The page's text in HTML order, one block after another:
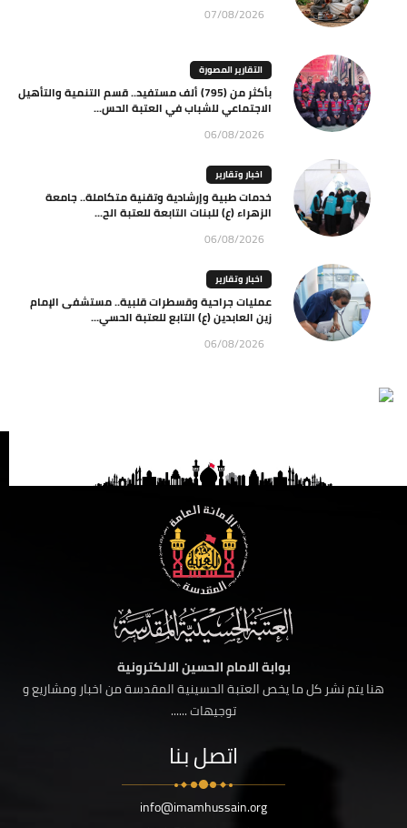
07/08/2026
التقارير المصورة
بأكثر من (795) ألف مستفيد.. قسم التنمية والتأهيل
الاجتماعي للشباب في العتبة الحس...
06/08/2026
اخبار وتقارير
خدمات طبية وإرشادية وتقنية متكاملة.. جامعة
الزهراء (ع) للبنات التابعة للعتبة الح...
06/08/2026
اخبار وتقارير
عمليات جراحية وقسطرات قلبية.. مستشفى الإمام
زين العابدين (ع) التابع للعتبة الحسي...
06/08/2026
بوابة الامام الحسين الالكترونية
هنا يتم نشر كل ما يخص العتبة الحسينية المقدسة من اخبار ومشاريع و
توجيهات ......
اتصل بنا
info@imamhussain.org